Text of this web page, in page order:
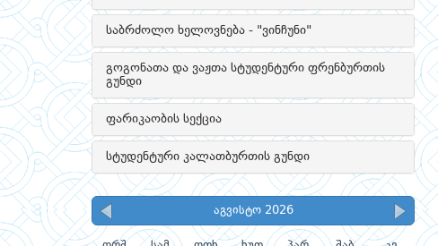
საბრძოლო ხელოვნება - "ვინჩუნი"
გოგონათა და ვაჟთა სტუდენტური ფრენბურთის
გუნდი
ფარიკაობის სექცია
სტუდენტური კალათბურთის გუნდი
აგვისტო 2026